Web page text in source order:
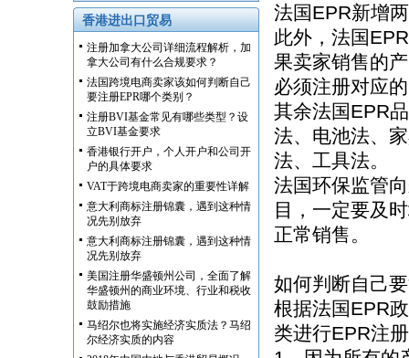
香港进出口贸易
注册加拿大公司详细流程解析，加
拿大公司有什么合规要求？
法国跨境电商卖家该如何判断自己
要注册EPR哪个类别？
注册BVI基金常见有哪些类型？设
立BVI基金要求
香港银行开户，个人开户和公司开
户的具体要求
VAT于跨境电商卖家的重要性详解
意大利商标注册锦囊，遇到这种情
况先别放弃
意大利商标注册锦囊，遇到这种情
况先别放弃
美国注册华盛顿州公司，全面了解
华盛顿州的商业环境、行业和税收
鼓励措施
马绍尔也将实施经济实质法？马绍
尔经济实质的内容
法国EPR新增
此外，法国
果卖家销售的
必须注册对应
其余法国EPR
法、电池法、
法、工具法。
法国环保监管
目，一定要及
正常销售。
如何判断自己
根据法国EPR
类进行EPR注